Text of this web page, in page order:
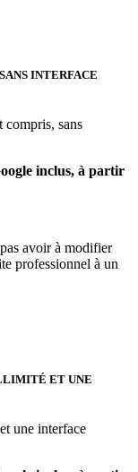
INTERFACE
compris, sans
inclus, à partir
avoir à modifier
professionnel à un
ET UNE
une interface